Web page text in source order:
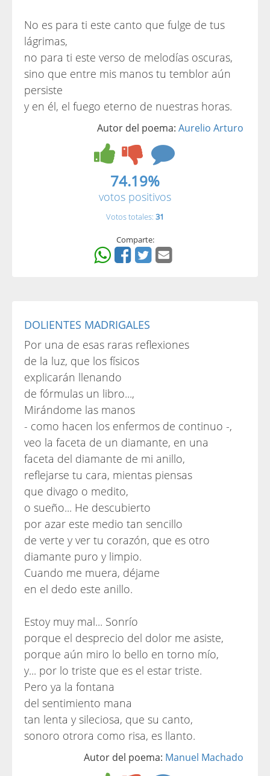
No es para ti este canto que fulge de tus
lágrimas,
no para ti este verso de melodías oscuras,
sino que entre mis manos tu temblor aún
persiste
y en él, el fuego eterno de nuestras horas.
Autor del poema: Aurelio Arturo
74.19%
votos positivos
Votos totales: 31
Comparte:
DOLIENTES MADRIGALES
Por una de esas raras reflexiones
de la luz, que los físicos
explicarán llenando
de fórmulas un libro...,
Mirándome las manos
- como hacen los enfermos de continuo -,
veo la faceta de un diamante, en una
faceta del diamante de mi anillo,
reflejarse tu cara, mientas piensas
que divago o medito,
o sueño... He descubierto
por azar este medio tan sencillo
de verte y ver tu corazón, que es otro
diamante puro y limpio.
Cuando me muera, déjame
en el dedo este anillo.
Estoy muy mal... Sonrío
porque el desprecio del dolor me asiste,
porque aún miro lo bello en torno mío,
y... por lo triste que es el estar triste.
Pero ya la fontana
del sentimiento mana
tan lenta y sileciosa, que su canto,
sonoro otrora como risa, es llanto.
Autor del poema: Manuel Machado